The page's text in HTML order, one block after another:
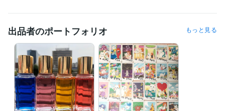
オーダーメニューをご希望の方はメッセージくださいませ＾＾
※ご依頼が集中した場合即日お届けができないことがありますが、基本的
に24時間以内の結果お伝えとなります。
★結果に関しての質問について★
・当日に限りメニューによって1つ、あるいは2つ受け付けております。
よくお読みになってご購入ください。
出品者のポートフォリオ もっと見る